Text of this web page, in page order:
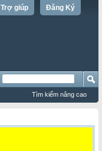
Đăng Ký
Trợ giúp
Tìm kiếm nâng cao